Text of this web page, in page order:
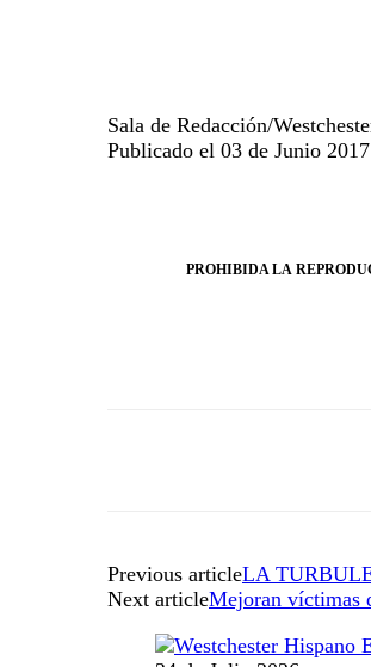
Sala de Redacción/
Publicado el 03 de Junio 2017
PROHIBIDA LA
Previous articleLA
Next articleMejoran víctimas